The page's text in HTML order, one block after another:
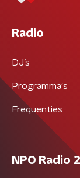
Radio
DJ’s
Programma's
Frequenties
NPO Radio